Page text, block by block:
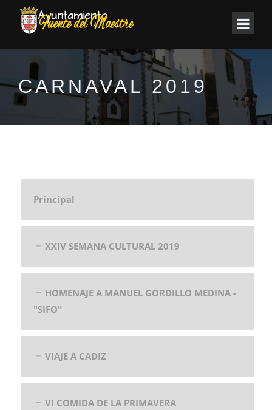
CARNAVAL 2019
Principal
XXIV SEMANA CULTURAL 2019
HOMENAJE A MANUEL GORDILLO MEDINA -
"SIFO"
VIAJE A CADIZ
VI COMIDA DE LA PRIMAVERA